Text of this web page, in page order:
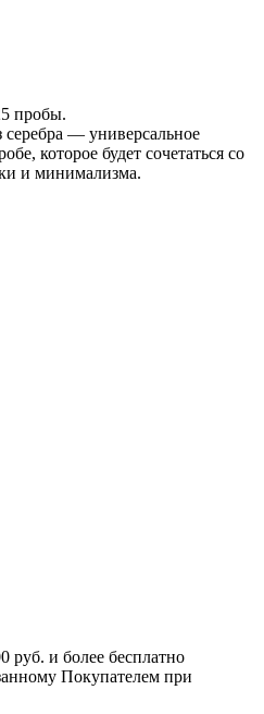
пробы.
— универсальное
которое будет сочетаться со
и минимализма.
руб. и более бесплатно
Покупателем при